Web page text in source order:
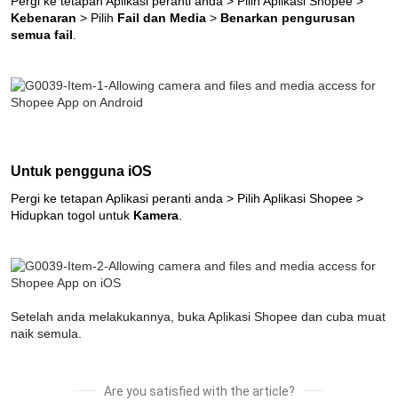
Kebenaran > Pilih Fail dan Media > Benarkan pengurusan
semua fail
Untuk pengguna iOS
Pergi ke tetapan Aplikasi peranti anda > Pilih Aplikasi Shopee >
Hidupkan togol untuk Kamera.
Setelah anda melakukannya, buka Aplikasi Shopee dan cuba muat
naik semula.
Are you satisfied with the article?